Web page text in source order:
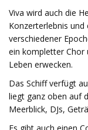
Viva wird auch die
Konzerterlebnis
verschiedener
ein kompletter Chor
Leben erwecken.
Das Schiff verfügt
liegt ganz oben auf
Meerblick, DJs,